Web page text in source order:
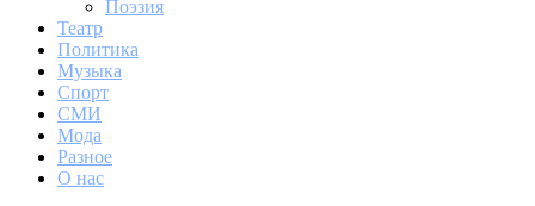
Поэзия
Театр
Политика
Музыка
Спорт
СМИ
Мода
Разное
О нас